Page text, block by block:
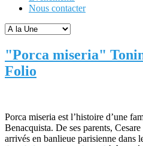
Nous contacter
"Porca miseria"
Folio
Porca miseria est l’histoire d’une
Benacquista. De ses parents,
arrivés en banlieue parisienne dans